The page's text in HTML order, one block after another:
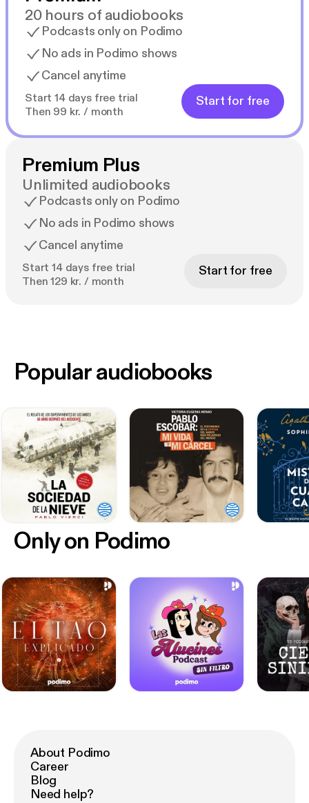
20 hours of audiobooks
Podcasts only on Podimo
No ads in Podimo shows
Cancel anytime
Start 14 days free trial
Then 99 kr. / month
Start for free
Premium Plus
Unlimited audiobooks
Podcasts only on Podimo
No ads in Podimo shows
Cancel anytime
Start 14 days free trial
Then 129 kr. / month
Start for free
Only on Podimo
Popular audiobooks
About Podimo
Career
Blog
Need help?